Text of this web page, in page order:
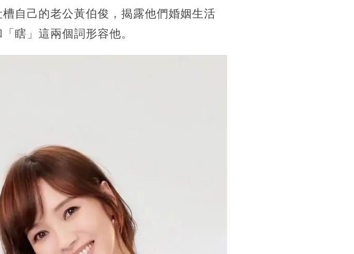
自己的老公黃伯俊，揭露他們婚姻生活
瞎」這兩個詞形容他。